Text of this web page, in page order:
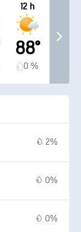
12 h
88°
0 %
2%
0%
0%